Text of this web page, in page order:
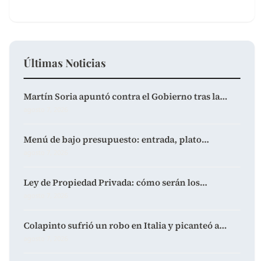
Últimas Noticias
Martín Soria apuntó contra el Gobierno tras la…
Menú de bajo presupuesto: entrada, plato…
Ley de Propiedad Privada: cómo serán los…
Colapinto sufrió un robo en Italia y picanteó a…